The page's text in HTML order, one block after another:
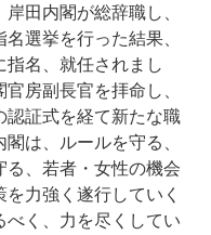
田内閣が総辞職し、
選挙を行った結果、
名、就任されまし
房副長官を拝命し、
認証式を経て新たな職
は、ルールを守る、
る、若者・女性の機会
力強く遂行していく
べく、力を尽くしてい